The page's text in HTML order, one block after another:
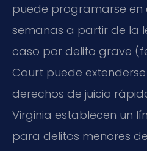
puede programarse en
semanas a partir de la
caso por delito grave
Court puede extenderse
derechos de juicio
Virginia establecen un
para delitos menores